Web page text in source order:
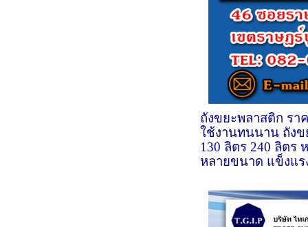
ถังขยะพลาสติก รา
ใช้งานทนนาน ถังข
130 ลิตร 240 ลิตร
หลายขนาด แข็งแร